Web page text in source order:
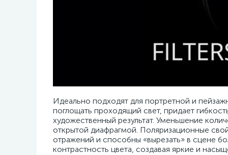
Идеально подходят для портретной и
поглощать проходящий свет, придает
художественный результат. Уменьшение
открытой диафрагмой. Поляризационные
отражений и способны «вырезать» в сцене
контрастность цвета, создавая яркие и